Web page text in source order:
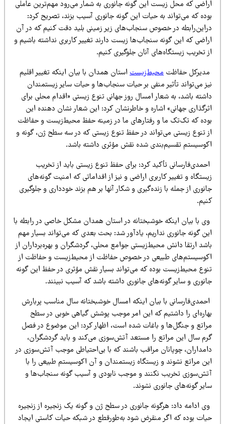
که محل زیست این گونه جانوری به شمار می‌رود مهم‌ترین عاملی
که می‌تواند به حیات این گونه جانوری آسیب بزند، تصریح کرد:
در خصوص سنجاب‌های زیر زمینی بلید دقت کنیم که در آن
که این گونه سنجاب‌ها زیست دارند تغییر کاربری نداشته باشیم و
تخریب زیستگاه‌های آنان جلوگیری کنیم.
حفاظتمحیط‌زیستاستان همدان با بیان اینکه تغییر اقلیم
می‌تواند تأثیر منفی بر حیات سنجاب‌ها و حیات سایر زیستمندان
باشد، به شعار امسال روز جهانی تنوع زیستی «اقدام محلی برای
جهانی» اشاره و خاطرنشان کرد: این شعار نشان دهنده این
که تک‌تک ما و رفتارهای ما در زمینه حفظ محیط‌زیست و حفاظت
تنوع زیستی می‌تواند در حفظ تنوع زیستی که در سه سطح ژن، گونه و
تقسیم‌بندی شده نقش مؤثری داشته باشد.
تأکید کرد: برای حفظ تنوع زیستی باید از تخریب
و تغییر کاربری اراضی و نیز از اقداماتی که امنیت گونه‌های
از جمله با زنده‌گیری و شکار آنها بر هم بزند خودداری و جلوگیری
با بیان اینکه خوشبختانه در استان همدان مشکل خاصی در رابطه با
گونه جانوری نداریم، یادآور شد: بحث بعدی که می‌تواند بسیار مهم
ارتقا دانش محیط‌زیستی جوامع محلی، گردشگران و بهره‌برداران از
طبیعی در خصوص حفاظت از محیط‌زیست و حفاظت از
محیط‌زیست بوده که می‌تواند بسیار نقش مؤثری در حفظ این گونه
و سایر گونه‌های جانوری داشته باشد که آسیب نبینند.
با بیان اینکه امسال خوشبختانه سال مناسب پربارش
را داشتیم که این امر موجب پوشش گیاهی خوبی در سطح
و جنگل‌ها و باغات شده است، اظهار کرد: این موضوع در فصل
سال این مراتع را مستعد آتش‌سوزی می‌کند و باید گردشگران،
چوپانان مراقب باشند که با بی‌احتیاطی موجب آتش‌سوزی در
مراتع نشوند و زیستگاه زیستمندان و آن اکوسیستم طبیعی را با
تخریب نکنند و موجب نابودی و آسیب گونه سنجاب‌ها و
گونه‌های جانوری نشوند.
ادامه داد: هرگونه جانوری در سطح ژن و گونه یک زنجیره از زنجیره
بوده که اگر منقرض شود به‌طورقطع در شبکه حیات کاستی ایجاد